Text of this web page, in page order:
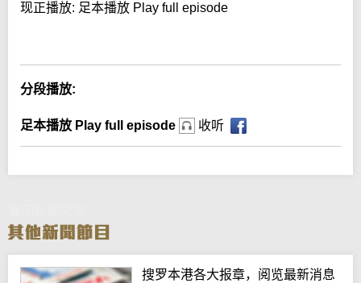
现正播放: 足本播放 Play full episode
分段播放:
足本播放 Play full episode 收听
搜罗本港各大报章，阅览最新消息